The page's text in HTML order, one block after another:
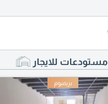
مستودعات للايجار